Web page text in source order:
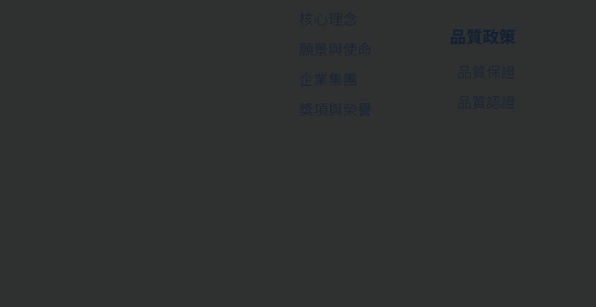
核心理念
願景與使命
企業集團
獎項與榮譽
品質政策
品質保證
品質認證